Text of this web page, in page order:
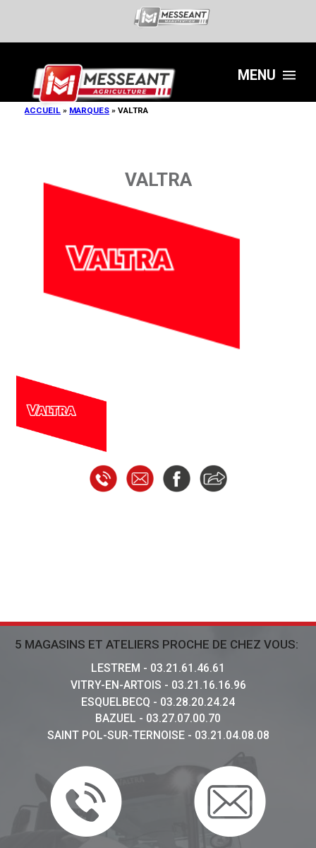
MENU
ACCUEIL » MARQUES »VALTRA
VALTRA
5 MAGASINS ET ATELIERS PROCHE DE CHEZ VOUS:
LESTREM - 03.21.61.46.61
VITRY-EN-ARTOIS - 03.21.16.16.96
ESQUELBECQ - 03.28.20.24.24
BAZUEL - 03.27.07.00.70
SAINT POL-SUR-TERNOISE - 03.21.04.08.08